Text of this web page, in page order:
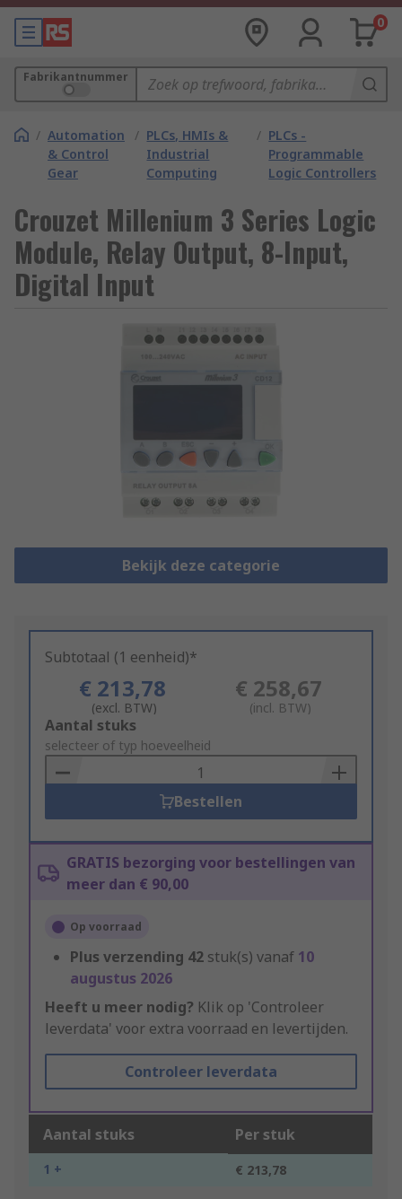
0
Fabrikantnummer
/ Automation
& Control
Gear
/ PLCs, HMIs &
Industrial
Computing
/ PLCs -
Programmable
Logic Controllers
Crouzet Millenium 3 Series Logic
Module, Relay Output, 8-Input,
Digital Input
Bekijk deze categorie
Subtotaal (1 eenheid)*
€ 213,78
(excl. BTW)
€ 258,67
(incl. BTW)
Add
to
Basket
Aantal stuks
selecteer of typ hoeveelheid
Bestellen
GRATIS bezorging voor bestellingen van
meer dan € 90,00
Op voorraad
Plus verzending 42 stuk(s) vanaf 10
augustus 2026
Heeft u meer nodig? Klik op 'Controleer
leverdata' voor extra voorraad en levertijden.
Controleer leverdata
Aantal stuks Per stuk
1 + € 213,78